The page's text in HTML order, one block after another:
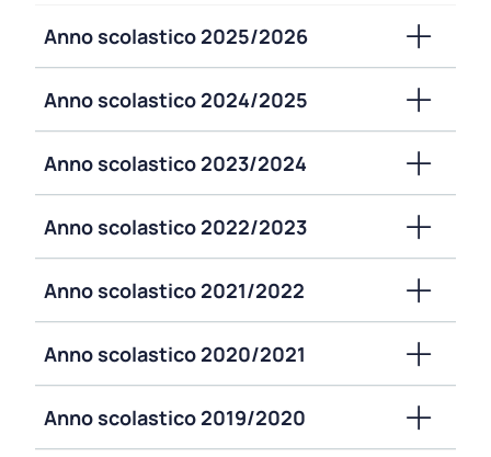
Anno scolastico 2025/2026
Anno scolastico 2024/2025
Anno scolastico 2023/2024
Anno scolastico 2022/2023
Anno scolastico 2021/2022
Anno scolastico 2020/2021
Anno scolastico 2019/2020